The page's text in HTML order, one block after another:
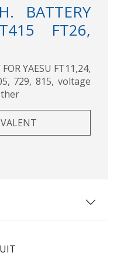
BATTERY
FT26,
YAESU FT11,24,
729, 815, voltage